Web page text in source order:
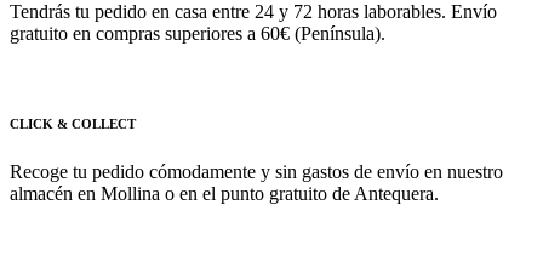
Tendrás tu pedido en casa entre 24 y 72 horas laborables. Envío
gratuito en compras superiores a 60€ (Península).
CLICK & COLLECT
Recoge tu pedido cómodamente y sin gastos de envío en nuestro
almacén en Mollina o en el punto gratuito de Antequera.